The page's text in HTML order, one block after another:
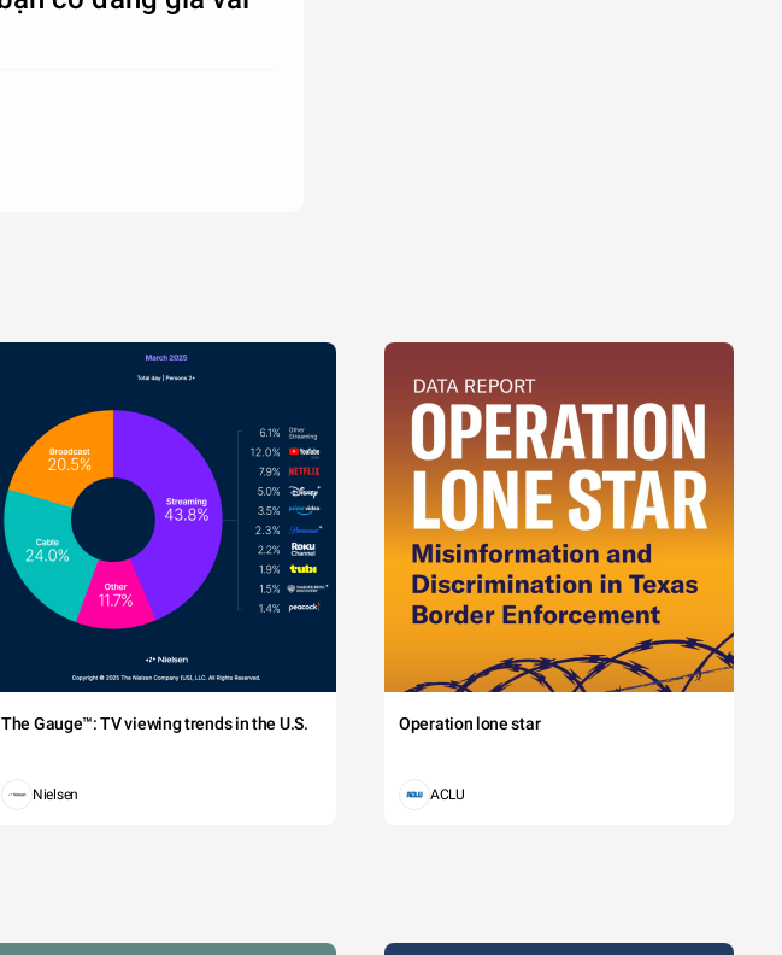
The Gauge™: TV viewing trends in the U.S.
Nielsen
Operation lone star
ACLU